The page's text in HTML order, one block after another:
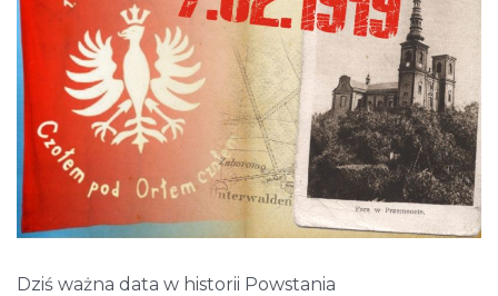
Dziś ważna data w historii Powstania